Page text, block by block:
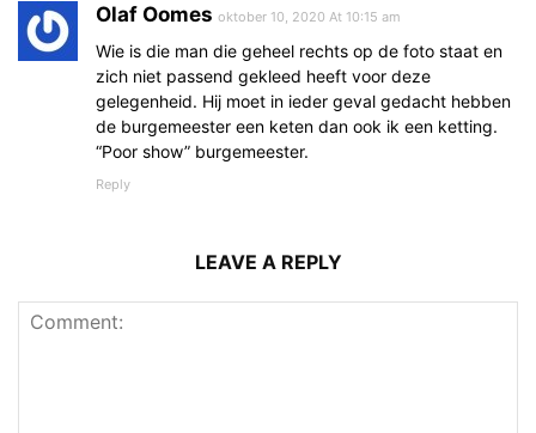
Olaf Oomes oktober 10, 2020 At 10:15 am
Wie is die man die geheel rechts op de foto staat en
zich niet passend gekleed heeft voor deze
gelegenheid. Hij moet in ieder geval gedacht hebben
de burgemeester een keten dan ook ik een ketting.
“Poor show” burgemeester.
Reply
LEAVE A REPLY